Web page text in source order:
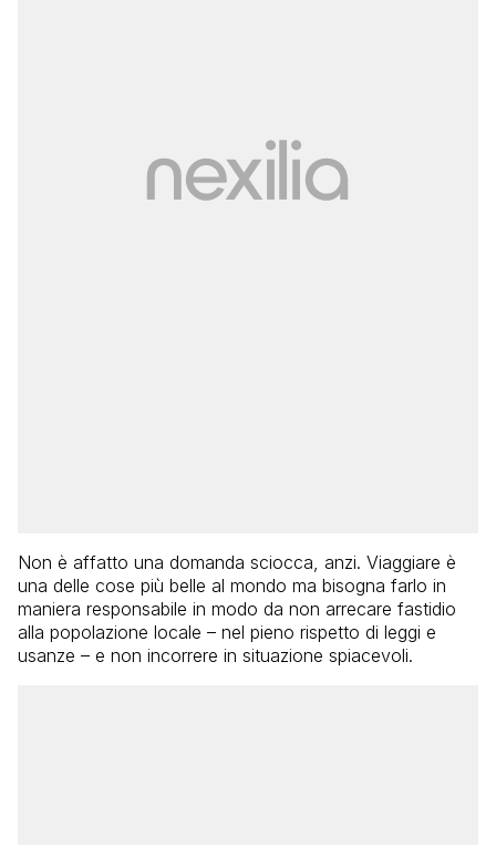
Non è affatto una domanda sciocca, anzi. Viaggiare è
una delle cose più belle al mondo ma bisogna farlo in
maniera responsabile in modo da non arrecare fastidio
alla popolazione locale – nel pieno rispetto di leggi e
usanze – e non incorrere in situazione spiacevoli.